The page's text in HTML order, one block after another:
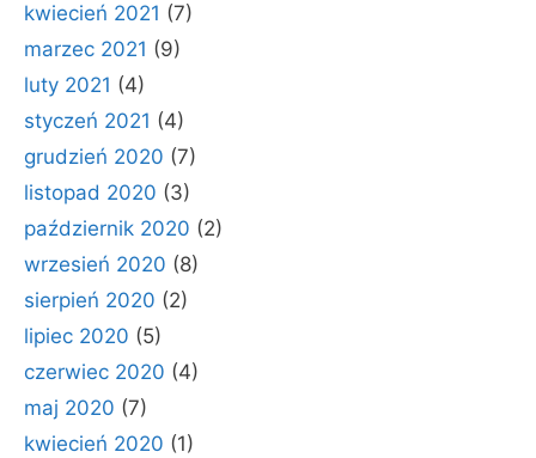
kwiecień 2021 (7)
marzec 2021 (9)
luty 2021 (4)
styczeń 2021 (4)
grudzień 2020 (7)
listopad 2020 (3)
październik 2020 (2)
wrzesień 2020 (8)
sierpień 2020 (2)
lipiec 2020 (5)
czerwiec 2020 (4)
maj 2020 (7)
kwiecień 2020 (1)